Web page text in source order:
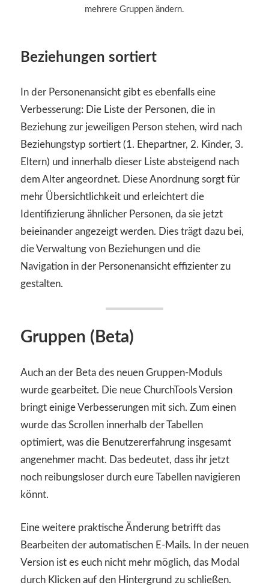
mehrere Gruppen ändern.
Beziehungen sortiert
In der Personenansicht gibt es ebenfalls eine
Verbesserung: Die Liste der Personen, die in
Beziehung zur jeweiligen Person stehen, wird nach
Beziehungstyp sortiert (1. Ehepartner, 2. Kinder, 3.
Eltern) und innerhalb dieser Liste absteigend nach
dem Alter angeordnet. Diese Anordnung sorgt für
mehr Übersichtlichkeit und erleichtert die
Identifizierung ähnlicher Personen, da sie jetzt
beieinander angezeigt werden. Dies trägt dazu bei,
die Verwaltung von Beziehungen und die
Navigation in der Personenansicht effizienter zu
gestalten.
Gruppen (Beta)
Auch an der Beta des neuen Gruppen-Moduls
wurde gearbeitet. Die neue ChurchTools Version
bringt einige Verbesserungen mit sich. Zum einen
wurde das Scrollen innerhalb der Tabellen
optimiert, was die Benutzererfahrung insgesamt
angenehmer macht. Das bedeutet, dass ihr jetzt
noch reibungsloser durch eure Tabellen navigieren
könnt.
Eine weitere praktische Änderung betrifft das
Bearbeiten der automatischen E-Mails. In der neuen
Version ist es euch nicht mehr möglich, das Modal
durch Klicken auf den Hintergrund zu schließen.